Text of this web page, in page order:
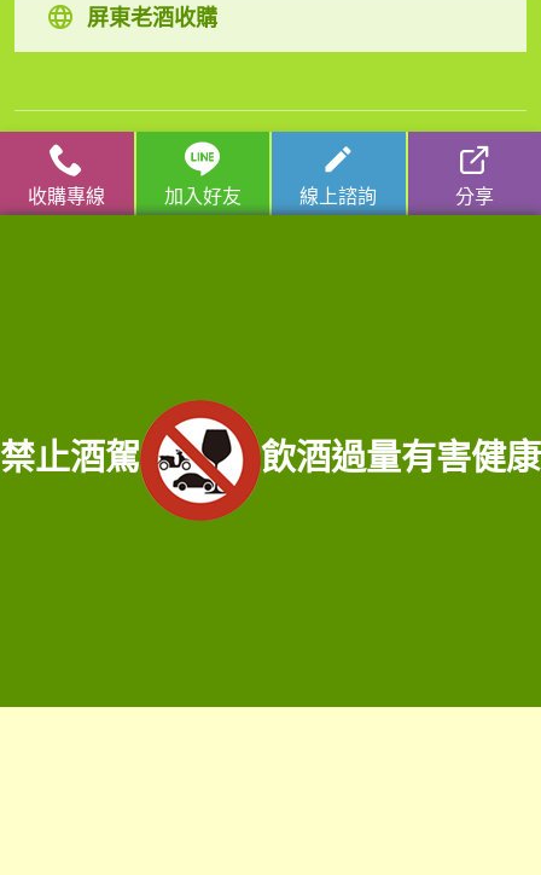
屏東老酒收購
高麗人蔘/中藥材收購 |金門高粱酒收購| 龍銀古幣收購
寶/名錶/翡翠收購| 名家字畫收購 | 雞血石/壽山石收購
收購、宜蘭縣壯園鄉老酒收購、宜蘭縣羅東鄉老酒收購、宜蘭縣員山鄉老酒收
購、宜蘭縣三星鄉老酒收購、宜蘭縣大同鄉老酒收購、宜蘭縣冬山鄉老酒收購、
宜蘭縣五結鄉老酒收購、宜蘭縣蘇澳鎮老酒收購、宜蘭縣蘇澳鎮老酒收購、宜蘭
縣南澳鄉老酒收購、宜蘭縣釣魚台老酒收購
收購專線 加入好友 線上諮詢 分享
禁止酒駕 飲酒過量有害健康